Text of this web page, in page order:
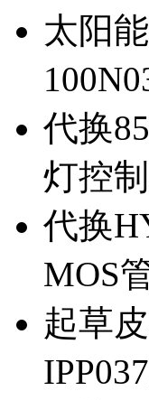
太阳
代换
灯控
代换
MOS
起草